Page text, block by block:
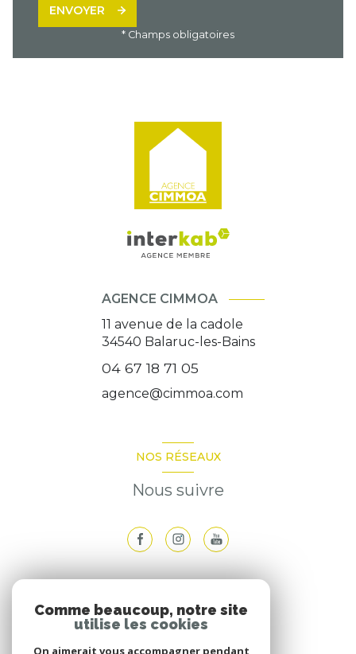
ENVOYER
* Champs obligatoires
AGENCE CIMMOA
11 avenue de la cadole
34540 Balaruc-les-Bains
04 67 18 71 05
agence@cimmoa.com
NOS RÉSEAUX
Nous suivre
Nous adhérons
Comme beaucoup, notre site
utilise les cookies
On aimerait vous accompagner pendant